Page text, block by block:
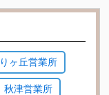
ヶ丘営業所
秋津営業所